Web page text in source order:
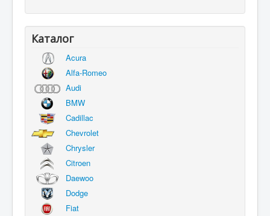
Каталог
Acura
Alfa-Romeo
Audi
BMW
Cadillac
Chevrolet
Chrysler
Citroen
Daewoo
Dodge
Fiat